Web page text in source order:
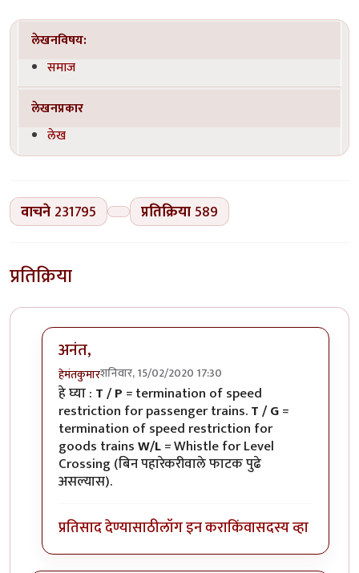
लेखनविषय:
समाज
लेखनप्रकार
लेख
वाचने 231795 प्रतिक्रिया589
प्रतिक्रिया
अनंत,
हेमंतकुमारशनिवार, 15/02/2020 17:30
In reply toरेल्वे रुळांच्याbyअनन्त्_यात्री
हे घ्या : T / P = termination of speed
restriction for passenger trains.T / G=
termination of speed restriction for
goods trainsW/L= Whistle for Level
Crossing (बिन पहारेकरीवाले फाटक पुढे
असल्यास).
प्रतिसाद देण्यासाठीलॉग इन कराकिंवासदस्य व्हा